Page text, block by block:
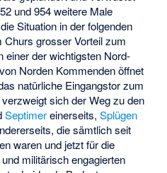
und 954 weitere Male
Situation in der folgenden
Churs grosser Vorteil zum
einer der wichtigsten Nord-
Norden Kommenden öffnet
natürliche Eingangstor zum
sich der Weg zu den
Septimereinerseits,Splügen
die sämtlich seit
waren und jetzt für die
militärisch engagierten